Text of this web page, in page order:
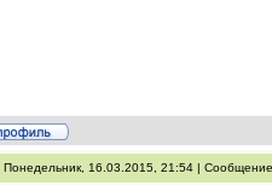
Понедельник, 16.03.2015, 21:54 |